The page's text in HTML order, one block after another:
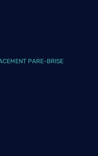
PARE-BRISE